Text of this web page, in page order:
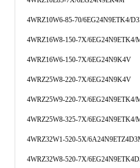
4WRZ10W6-85-70/6EG24N9ETK4/
4WRZ16W8-150-7X/6EG24N9ETK4/
4WRZ16W6-150-7X/6EG24N9K4V
4WRZ25W8-220-7X/6EG24N9K4V
4WRZ25W9-220-7X/6EG24N9ETK4/
4WRZ25W8-325-7X/6EG24N9ETK4/
4WRZ32W1-520-5X/
4WRZ32W8-520-7X/